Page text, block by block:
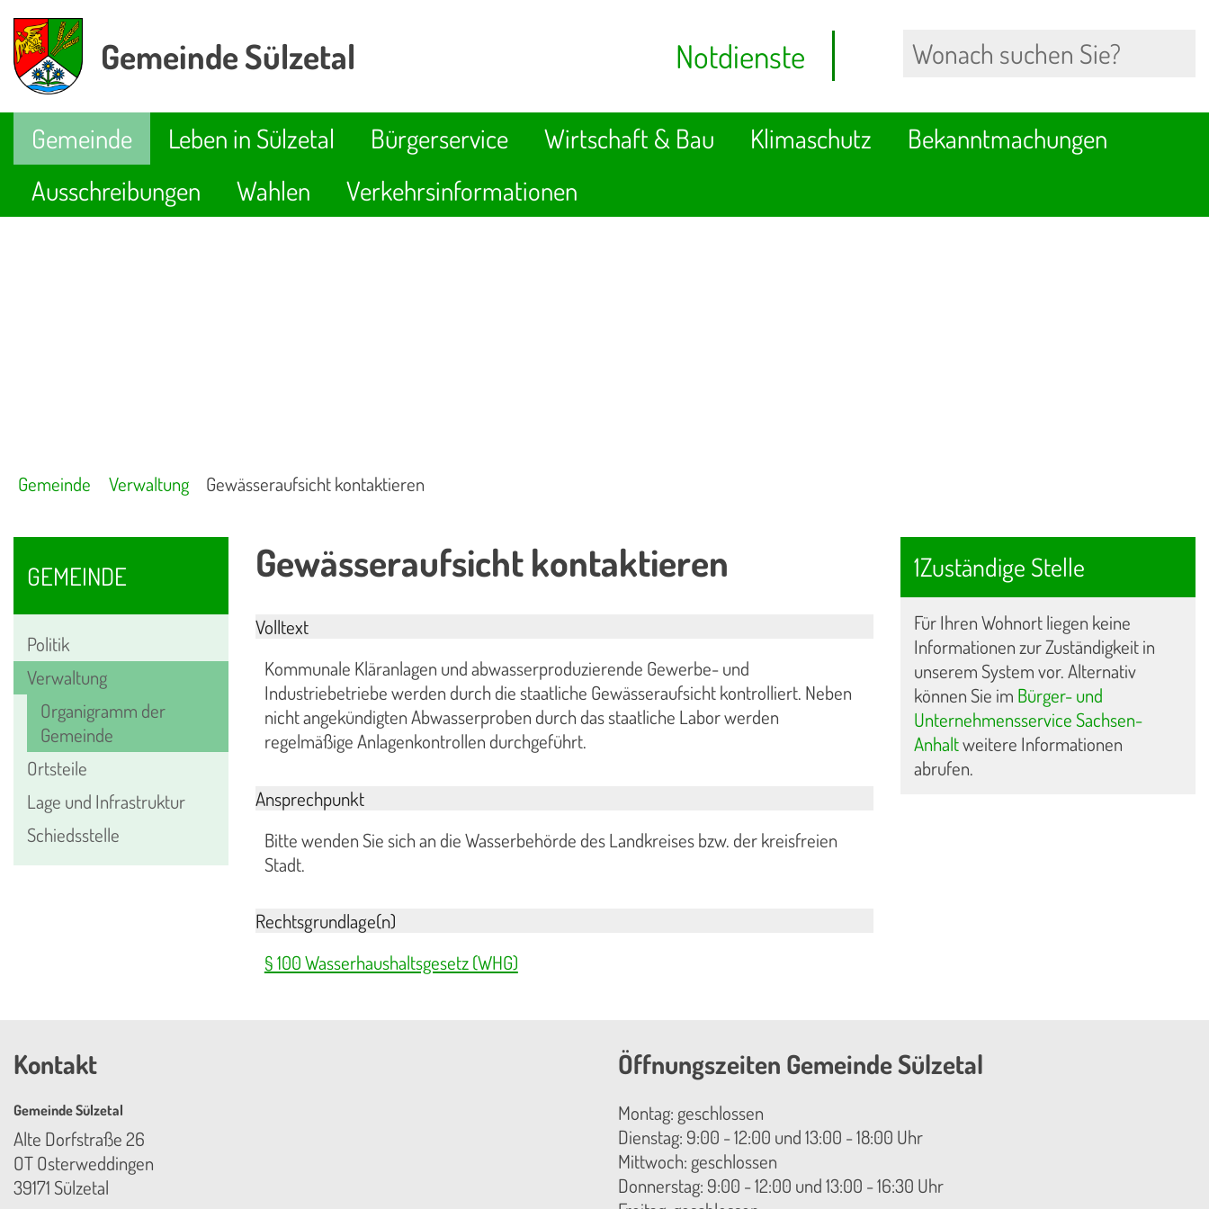
Gemeinde Sülzetal Notdienste
Gemeinde Leben in Sülzetal Bürgerservice Wirtschaft & Bau Klimaschutz
Bekanntmachungen
Ausschreibungen
Wahlen Verkehrsinformationen
Gemeinde Verwaltung Gewässeraufsicht kontaktieren
GEMEINDE
Politik
Verwaltung
Organigramm der
Gemeinde
Ortsteile
Lage und Infrastruktur
Schiedsstelle
Gewässeraufsicht kontaktieren
Volltext
Kommunale Kläranlagen und abwasserproduzierende Gewerbe- und
Industriebetriebe werden durch die staatliche Gewässeraufsicht kontrolliert. Neben
nicht angekündigten Abwasserproben durch das staatliche Labor werden
regelmäßige Anlagenkontrollen durchgeführt.
Ansprechpunkt
Bitte wenden Sie sich an die Wasserbehörde des Landkreises bzw. der kreisfreien
Stadt.
Rechtsgrundlage(n)
§ 100 Wasserhaushaltsgesetz (WHG)
1Zuständige Stelle
Für Ihren Wohnort liegen keine
Informationen zur Zuständigkeit in
unserem System vor. Alternativ
können Sie im Bürger- und
Unternehmensservice Sachsen-
Anhaltweitere Informationen
abrufen.
Kontakt
Gemeinde Sülzetal
Alte Dorfstraße 26
OT Osterweddingen
39171 Sülzetal
Öffnungszeiten Gemeinde Sülzetal
Montag: geschlossen
Dienstag: 9:00 - 12:00 und 13:00 - 18:00 Uhr
Mittwoch: geschlossen
Donnerstag: 9:00 - 12:00 und 13:00 - 16:30 Uhr